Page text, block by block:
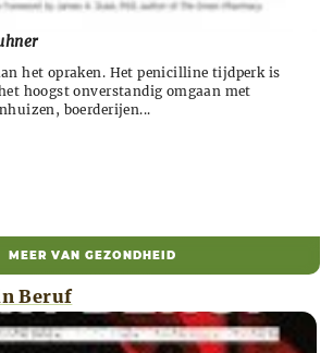
het opraken. Het penicilline tijdperk is
hoogst onverstandig omgaan met
boerderijen...
MEER VAN GEZONDHEID
Beruf